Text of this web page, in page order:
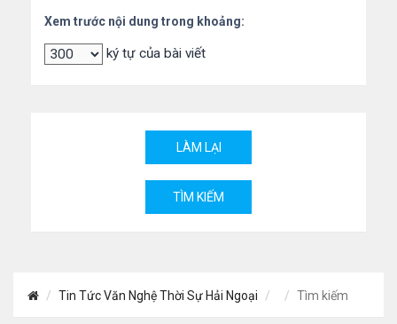
Xem trước nội dung trong khoảng:
ký tự của bài viết
Tin Tức Văn Nghệ Thời Sự Hải Ngoại Tìm kiếm